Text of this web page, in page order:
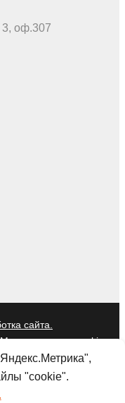
оф.307
сайта.
Мы используем cookies и
Яндекс Метрику
"cookie".